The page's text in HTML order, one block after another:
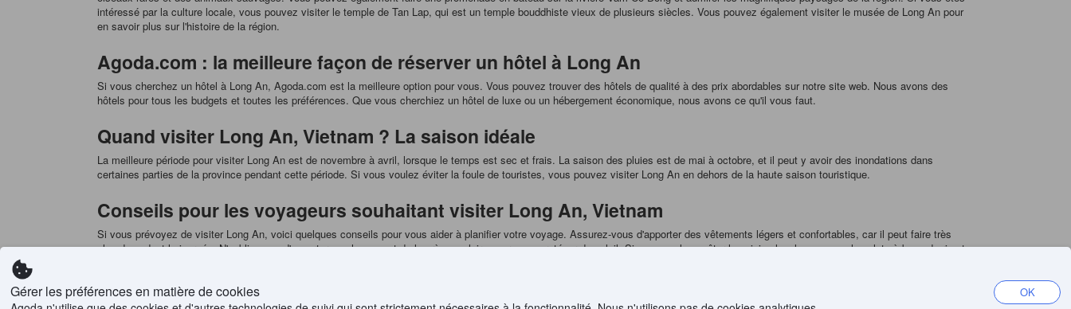
Gérer les préférences en matière de cookies OK
intéressé par la culture locale, vous pouvez visiter le temple de Tan Lap, qui est un temple bouddhiste vieux de plusieurs siècles. Vous pouvez également visiter le musée de Long An pour
en savoir plus sur l'histoire de la région.
Agoda.com : la meilleure façon de réserver un hôtel à Long An
Si vous cherchez un hôtel à Long An, Agoda.com est la meilleure option pour vous. Vous pouvez trouver des hôtels de qualité à des prix abordables sur notre site web. Nous avons des
hôtels pour tous les budgets et toutes les préférences. Que vous cherchiez un hôtel de luxe ou un hébergement économique, nous avons ce qu'il vous faut.
Quand visiter Long An, Vietnam ? La saison idéale
La meilleure période pour visiter Long An est de novembre à avril, lorsque le temps est sec et frais. La saison des pluies est de mai à octobre, et il peut y avoir des inondations dans
certaines parties de la province pendant cette période. Si vous voulez éviter la foule de touristes, vous pouvez visiter Long An en dehors de la haute saison touristique.
Conseils pour les voyageurs souhaitant visiter Long An, Vietnam
Si vous prévoyez de visiter Long An, voici quelques conseils pour vous aider à planifier votre voyage. Assurez-vous d'apporter des vêtements légers et confortables, car il peut faire très
chaud pendant la journée. N'oubliez pas d'apporter un chapeau et de la crème solaire pour vous protéger du soleil. Si vous voulez goûter la cuisine locale, essayez les plats à base de riz et
Où séjourner à Long An, Vietnam ? Les meilleurs endroits